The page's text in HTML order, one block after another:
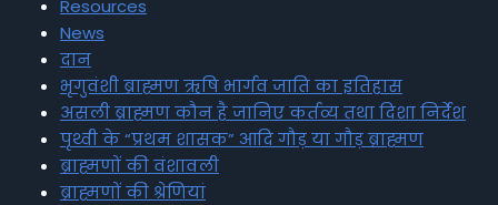
Resources
News
दान
भृगुवंशी ब्राह्मण ऋषि भार्गव जाति का इतिहास
असली ब्राह्मण कौन है जानिए कर्तव्य तथा दिशा निर्देश
पृथ्वी के “प्रथम शासक” आदि गौड़ या गौड़ ब्राह्मण
ब्राह्मणों की वंशावली
ब्राह्मणों की श्रेणियां